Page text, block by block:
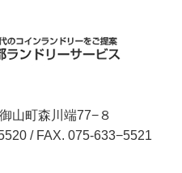
山町森川端77−８
/ FAX. 075-633−5521